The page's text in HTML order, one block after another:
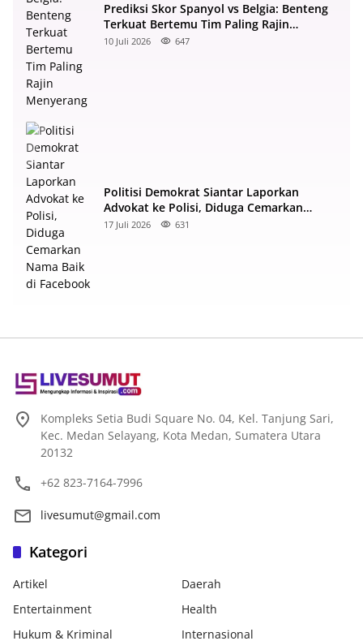
Prediksi Skor Spanyol vs Belgia: Benteng
Terkuat Bertemu Tim Paling Rajin
Menyerang
10 Juli 2026 647
Politisi Demokrat Siantar Laporkan
Advokat ke Polisi, Diduga Cemarkan
Nama Baik di Facebook
17 Juli 2026 631
Kompleks Setia Budi Square No. 04, Kel. Tanjung Sari,
Kec. Medan Selayang, Kota Medan, Sumatera Utara
20132
+62 823-7164-7996
livesumut@gmail.com
Kategori
Artikel
Daerah
Entertainment
Health
Hukum & Kriminal
Internasional